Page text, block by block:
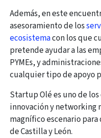
Además, en este
asesoramiento de los
ecosistemacon los que
pretende ayudar a las
PYMEs, y
cualquier tipo de apoyo
Startup Olé es uno de
innovación y networking
magnífico escenario
de Castilla y León.